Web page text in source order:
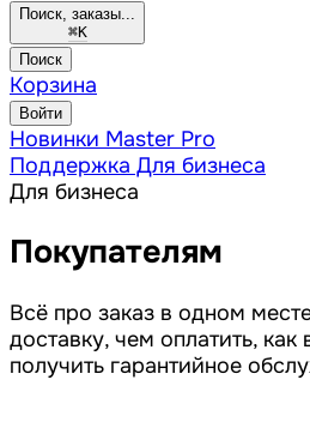
Поиск, заказы...
⌘K
Поиск
Корзина
Войти
Новинки Master Pro
Поддержка Для бизнеса
Для бизнеса
Покупателям
Всё про заказ в одном
доставку, чем оплатить, как
получить гарантийное